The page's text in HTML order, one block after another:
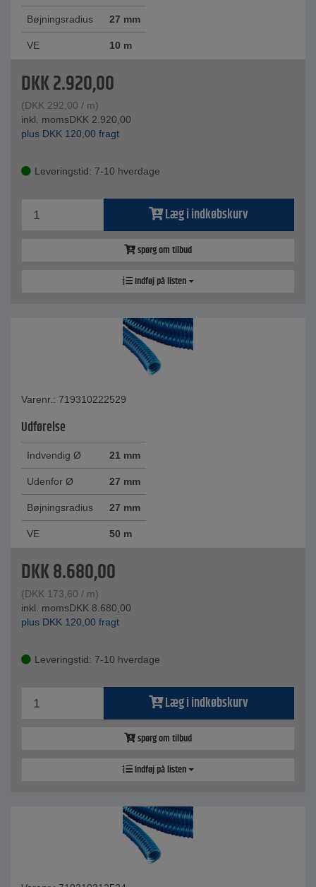
Bøjningsradius 27 mm
VE 10 m
DKK2.920,00
(DKK 292,00 / m)
inkl. momsDKK 2.920,00
plus DKK 120,00 fragt
Leveringstid: 7-10 hverdage
Læg i indkøbskurv
spørg om tilbud
Indføj på listen
Varenr.: 719310222529
Udførelse
Indvendig Ø 21 mm
Udenfor Ø 27 mm
Bøjningsradius 27 mm
VE 50 m
DKK8.680,00
(DKK 173,60 / m)
inkl. momsDKK 8.680,00
plus DKK 120,00 fragt
Leveringstid: 7-10 hverdage
Læg i indkøbskurv
spørg om tilbud
Indføj på listen